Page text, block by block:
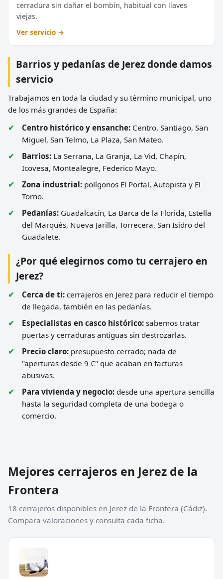
cerradura sin dañar el bombín, habitual con llaves
viejas.
Ver servicio →
Barrios y pedanías de Jerez donde damos
servicio
Trabajamos en toda la ciudad y su término municipal, uno
de los más grandes de España:
Centro histórico y ensanche: Centro, Santiago, San
Miguel, San Telmo, La Plaza, San Mateo.
Barrios: La Serrana, La Granja, La Vid, Chapín,
Icovesa, Montealegre, Federico Mayo.
Zona industrial: polígonos El Portal, Autopista y El
Torno.
Pedanías: Guadalcacín, La Barca de la Florida, Estella
del Marqués, Nueva Jarilla, Torrecera, San Isidro del
Guadalete.
¿Por qué elegirnos como tu cerrajero en
Jerez?
Cerca de ti: cerrajeros en Jerez para reducir el tiempo
de llegada, también en las pedanías.
Especialistas en casco histórico: sabemos tratar
puertas y cerraduras antiguas sin destrozarlas.
Precio claro: presupuesto cerrado; nada de
"aperturas desde 9 €" que acaban en facturas
abusivas.
Para vivienda y negocio: desde una apertura sencilla
hasta la seguridad completa de una bodega o
comercio.
Mejores cerrajeros en Jerez de la
Frontera
18 cerrajeros disponibles en Jerez de la Frontera (Cádiz).
Compara valoraciones y consulta cada ficha.